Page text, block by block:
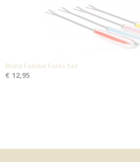
Blond Fondue Forks Set
€ 12,95